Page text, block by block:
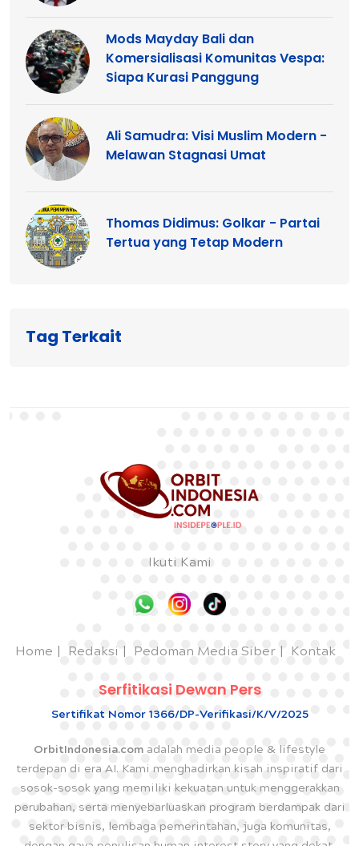
Mods Mayday Bali dan
Komersialisasi Komunitas Vespa:
Siapa Kurasi Panggung
Ali Samudra: Visi Muslim Modern -
Melawan Stagnasi Umat
Thomas Didimus: Golkar - Partai
Tertua yang Tetap Modern
Tag Terkait
Ikuti Kami
Home Redaksi Pedoman Media Siber Kontak
Serfitikasi Dewan Pers
Sertifikat Nomor 1366/DP-Verifikasi/K/V/2025
OrbitIndonesia.com adalah media people & lifestyle
terdepan di era AI. Kami menghadirkan kisah inspiratif dari
sosok-sosok yang memiliki kekuatan untuk menggerakkan
perubahan, serta menyebarluaskan program berdampak dari
sektor bisnis, lembaga pemerintahan, juga komunitas,